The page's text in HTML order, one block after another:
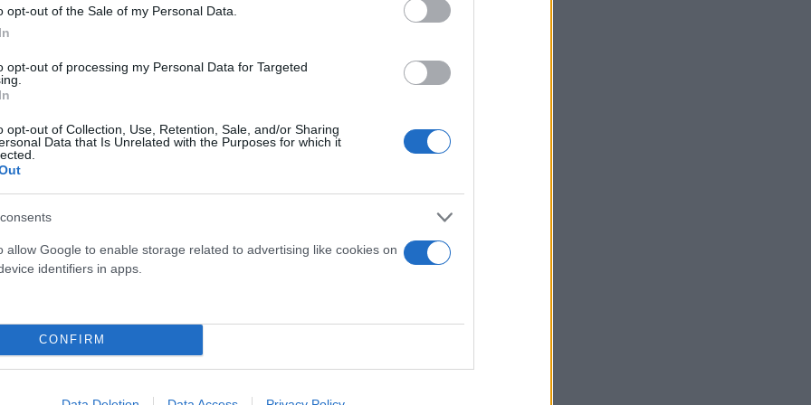
opt-out of the Sale of my Personal Data.
opt-out of processing my Personal Data for Targeted
opt-out of Collection, Use, Retention, Sale, and/or Sharing
Data that Is Unrelated with the Purposes for which it
allow Google to enable storage related to advertising like cookies on
identifiers in apps.
CONFIRM
σε κομβικά σημεία του εθνικού οδικού δικτύου,
συνολικής ισχύος άνω του 1,2 MW. Οι υποδομές των
ειδικών προσαρμογών για άτομα με
στρατηγικής ανάπτυξης του Ομίλου στην ευρύτερη
από 700 σημεία φόρτισης στη Ρουμανία. Με την
επενδύσεις σε υποδομές και υπηρεσίες, η PPC blue
χώρα, ενισχύοντας τον διασυνοριακό χαρακτήρα του